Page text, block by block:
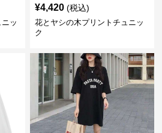
ッ
¥4,420 (税込)
花とヤシの木プリントチュニッ
ク